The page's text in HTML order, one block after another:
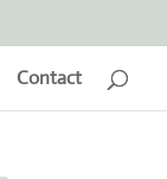
Contact